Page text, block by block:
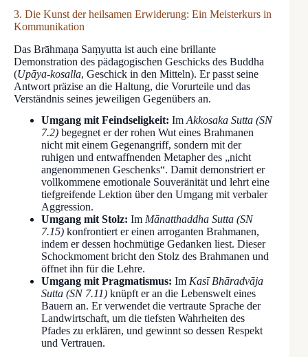
3. Die Kunst der heilsamen Erwiderung: Ein Meisterkurs in
Kommunikation
Das Brāhmaṇa Saṃyutta ist auch eine brillante
Demonstration des pädagogischen Geschicks des Buddha
(Upāya-kosalla, Geschick in den Mitteln). Er passt seine
Antwort präzise an die Haltung, die Vorurteile und das
Verständnis seines jeweiligen Gegenübers an.
Umgang mit Feindseligkeit: Im Akkosaka Sutta (SN
7.2) begegnet er der rohen Wut eines Brahmanen
nicht mit einem Gegenangriff, sondern mit der
ruhigen und entwaffnenden Metapher des „nicht
angenommenen Geschenks“. Damit demonstriert er
vollkommene emotionale Souveränität und lehrt eine
tiefgreifende Lektion über den Umgang mit verbaler
Aggression.
Umgang mit Stolz: Im Mānatthaddha Sutta (SN
7.15) konfrontiert er einen arroganten Brahmanen,
indem er dessen hochmütige Gedanken liest. Dieser
Schockmoment bricht den Stolz des Brahmanen und
öffnet ihn für die Lehre.
Umgang mit Pragmatismus: Im Kasī Bhāradvāja
Sutta (SN 7.11) knüpft er an die Lebenswelt eines
Bauern an. Er verwendet die vertraute Sprache der
Landwirtschaft, um die tiefsten Wahrheiten des
Pfades zu erklären, und gewinnt so dessen Respekt
und Vertrauen.